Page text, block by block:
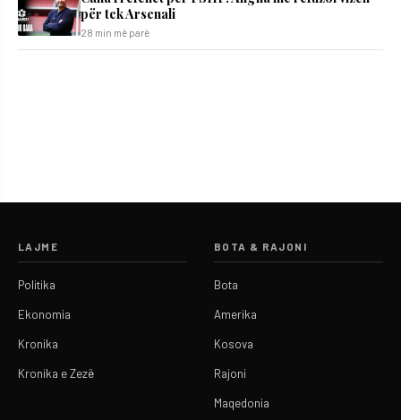
për tek Arsenali
28 min më parë
LAJME
Politika
Ekonomia
Kronika
Kronika e Zezë
BOTA & RAJONI
Bota
Amerika
Kosova
Rajoni
Maqedonia